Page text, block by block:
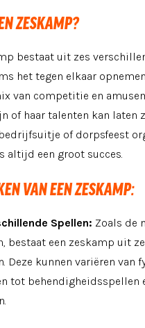
ZESKAMP?
bestaat uit zes
het tegen elkaar
van competitie en
of haar talenten kan laten
of dorpsfeest
altijd een groot succes.
VAN EEN ZESKAMP:
Spellen: Zoals de
bestaat een zeskamp uit
Deze kunnen variëren van
tot behendigheidsspellen